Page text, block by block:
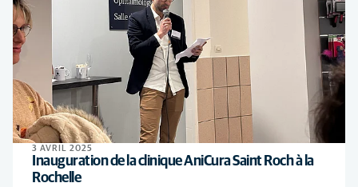
3 AVRIL 2025
Inauguration de la clinique AniCura Saint Roch à la
Rochelle